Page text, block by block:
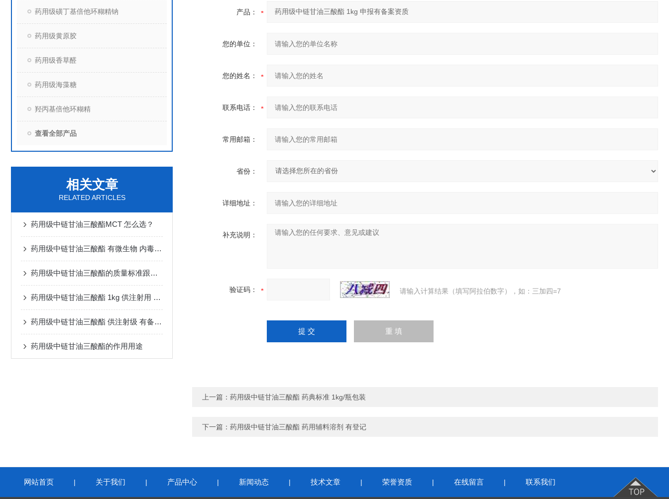
药用级磺丁基倍他环糊精钠
药用级黄原胶
药用级香草醛
药用级海藻糖
羟丙基倍他环糊精
查看全部产品
相关文章
RELATED ARTICLES
药用级中链甘油三酸酯MCT 怎么选？
药用级中链甘油三酸酯 有微生物 内毒素检测 能否达到供注射用标准
药用级中链甘油三酸酯的质量标准跟备案登记号
药用级中链甘油三酸酯 1kg 供注射用 研发申报用
药用级中链甘油三酸酯 供注射级 有备案登记号
药用级中链甘油三酸酯的作用用途
产品：
您的单位：
您的姓名：
联系电话：
常用邮箱：
省份：
详细地址：
补充说明：
验证码： 请输入计算结果（填写阿拉伯数字），如：三加四=7
上一篇： 药用级中链甘油三酸酯 药典标准 1kg/瓶包装
下一篇： 药用级中链甘油三酸酯 药用辅料溶剂 有登记
网站首页 | 关于我们 | 产品中心 | 新闻动态 | 技术文章 | 荣誉资质 | 在线留言 | 联系我们